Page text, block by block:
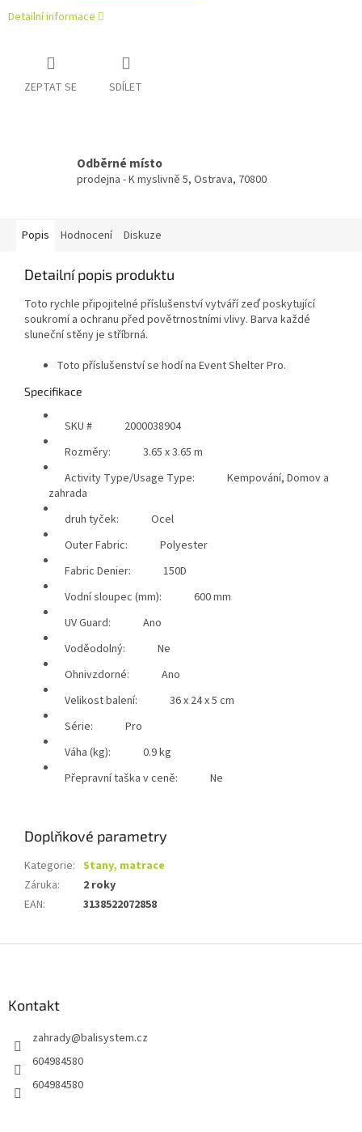
Detailní informace
ZEPTAT SE SDÍLET
Odběrné místo
prodejna - K myslivně 5, Ostrava, 70800
Popis Hodnocení Diskuze
Detailní popis produktu
Toto rychle připojitelné příslušenství vytváří zeď poskytující
soukromí a ochranu před povětrnostními vlivy. Barva každé
sluneční stěny je stříbrná.
Toto příslušenství se hodí na Event Shelter Pro.
Specifikace
SKU #
2000038904
Rozměry:
3.65 x 3.65 m
Activity Type/Usage Type:
Kempování, Domov a
zahrada
druh tyček:
Ocel
Outer Fabric:
Polyester
Fabric Denier:
150D
Vodní sloupec (mm):
600 mm
UV Guard:
Ano
Voděodolný:
Ne
Ohnivzdorné:
Ano
Velikost balení:
36 x 24 x 5 cm
Série:
Pro
Váha (kg):
0.9 kg
Přepravní taška v ceně:
Ne
Doplňkové parametry
Kategorie: Stany, matrace
Záruka:
2 roky
EAN: 3138522072858
Kontakt
zahrady@balisystem.cz
604984580
604984580